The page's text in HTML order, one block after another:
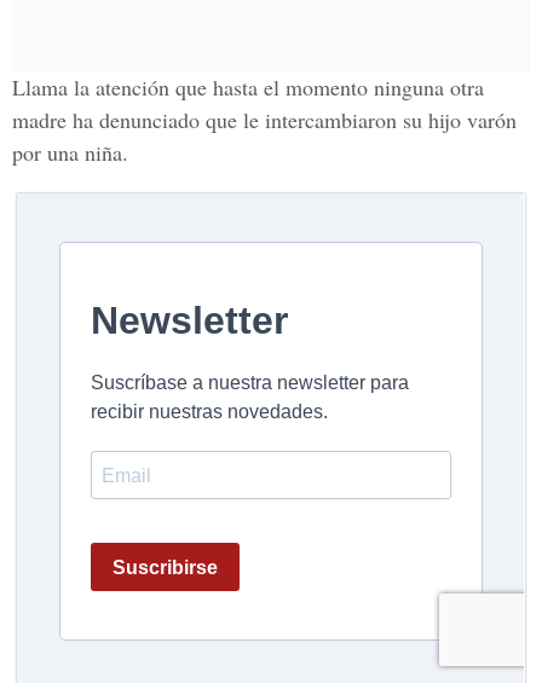
Llama la atención que hasta el momento ninguna otra
madre ha denunciado que le intercambiaron su hijo varón
por una niña.